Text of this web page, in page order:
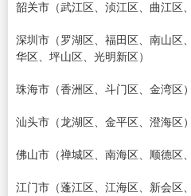
韶关市（武江区、浈江区、曲江区
深圳市（罗湖区、福田区、南山区
华区、坪山区、光明新区）
珠海市（香洲区、斗门区、金湾区）
汕头市（龙湖区、金平区、澄海区）
佛山市（禅城区、南海区、顺德区
江门市（蓬江区、江海区、新会区